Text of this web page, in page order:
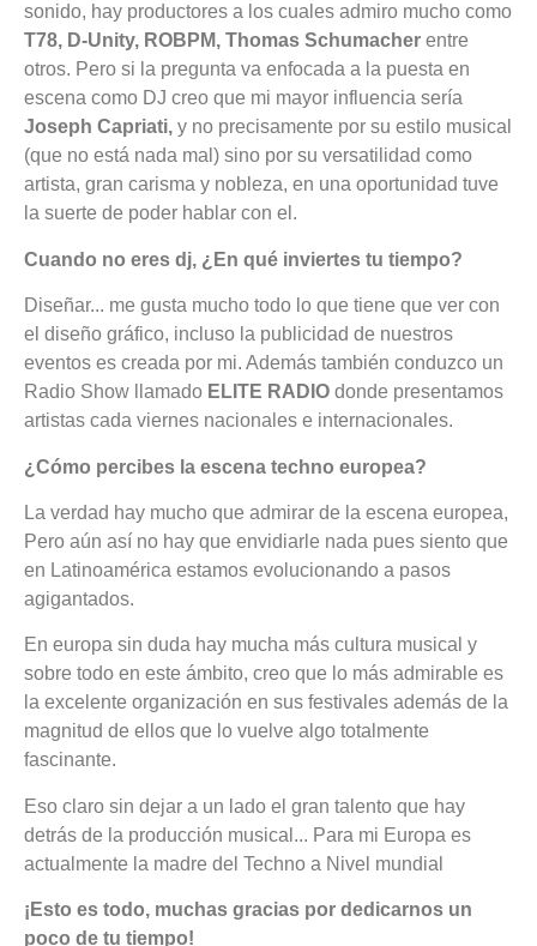
sonido, hay productores a los cuales admiro mucho como
T78, D-Unity, ROBPM, Thomas Schumacher entre
otros. Pero si la pregunta va enfocada a la puesta en
escena como DJ creo que mi mayor influencia sería
Joseph Capriati, y no precisamente por su estilo musical
(que no está nada mal) sino por su versatilidad como
artista, gran carisma y nobleza, en una oportunidad tuve
la suerte de poder hablar con el.
Cuando no eres dj, ¿En qué inviertes tu tiempo?
Diseñar... me gusta mucho todo lo que tiene que ver con
el diseño gráfico, incluso la publicidad de nuestros
eventos es creada por mi. Además también conduzco un
Radio Show llamado ELITE RADIO donde presentamos
artistas cada viernes nacionales e internacionales.
¿Cómo percibes la escena techno europea?
La verdad hay mucho que admirar de la escena europea,
Pero aún así no hay que envidiarle nada pues siento que
en Latinoamérica estamos evolucionando a pasos
agigantados.
En europa sin duda hay mucha más cultura musical y
sobre todo en este ámbito, creo que lo más admirable es
la excelente organización en sus festivales además de la
magnitud de ellos que lo vuelve algo totalmente
fascinante.
Eso claro sin dejar a un lado el gran talento que hay
detrás de la producción musical... Para mi Europa es
actualmente la madre del Techno a Nivel mundial
¡Esto es todo, muchas gracias por dedicarnos un
poco de tu tiempo!